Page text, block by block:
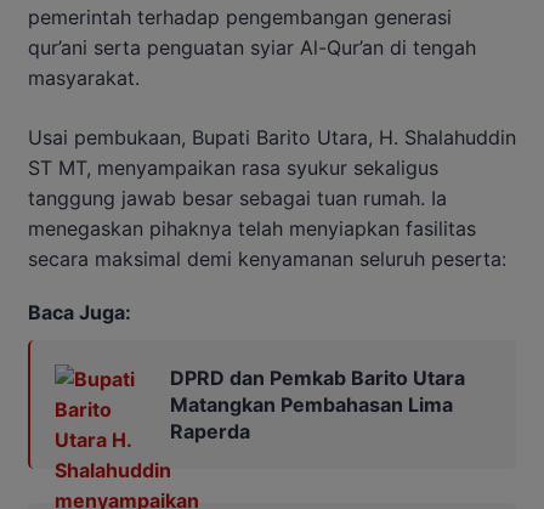
pemerintah terhadap pengembangan generasi
qur’ani serta penguatan syiar Al-Qur’an di tengah
masyarakat.
Usai pembukaan, Bupati Barito Utara, H. Shalahuddin
ST MT, menyampaikan rasa syukur sekaligus
tanggung jawab besar sebagai tuan rumah. Ia
menegaskan pihaknya telah menyiapkan fasilitas
secara maksimal demi kenyamanan seluruh peserta:
Baca Juga:
DPRD dan Pemkab Barito Utara
Matangkan Pembahasan Lima
Raperda